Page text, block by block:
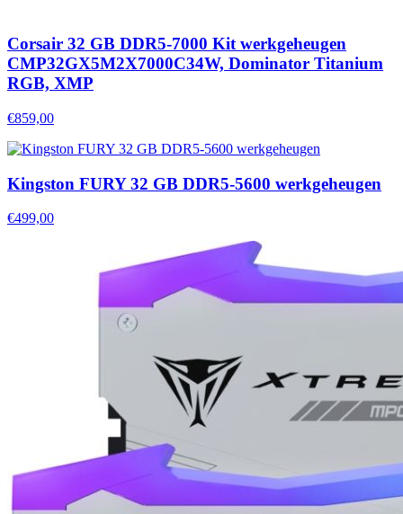
Corsair 32 GB DDR5-7000 Kit werkgeheugen
CMP32GX5M2X7000C34W, Dominator Titanium
RGB, XMP
€859,00
Kingston FURY 32 GB DDR5-5600 werkgeheugen
€499,00